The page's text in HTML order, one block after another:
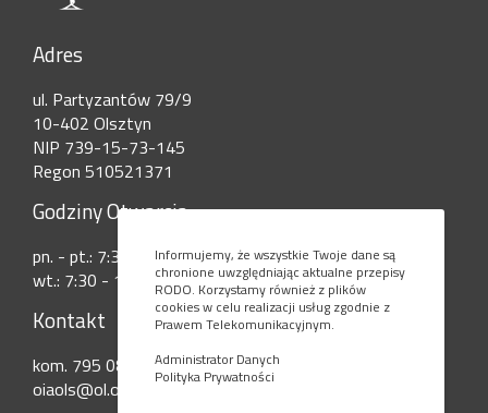
Adres
ul. Partyzantów 79/9
10-402 Olsztyn
NIP 739-15-73-145
Regon 510521371
Godziny Otwarcia
pn. - pt.: 7:30 - 15:00
wt.: 7:30 - 17:30
Kontakt
kom. 795 080 777
oiaols@ol.onet.pl
Informujemy, że wszystkie Twoje dane są
chronione uwzględniając aktualne przepisy
RODO. Korzystamy również z plików
cookies w celu realizacji usług zgodnie z
Prawem Telekomunikacyjnym.
Administrator Danych
Polityka Prywatności